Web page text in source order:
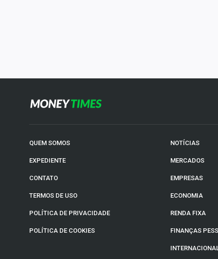
QUEM SOMOS
EXPEDIENTE
CONTATO
TERMOS DE USO
POLÍTICA DE PRIVACIDADE
POLÍTICA DE COOKIES
NOTÍCIAS
MERCADOS
EMPRESAS
ECONOMIA
RENDA FIXA
FINANÇAS